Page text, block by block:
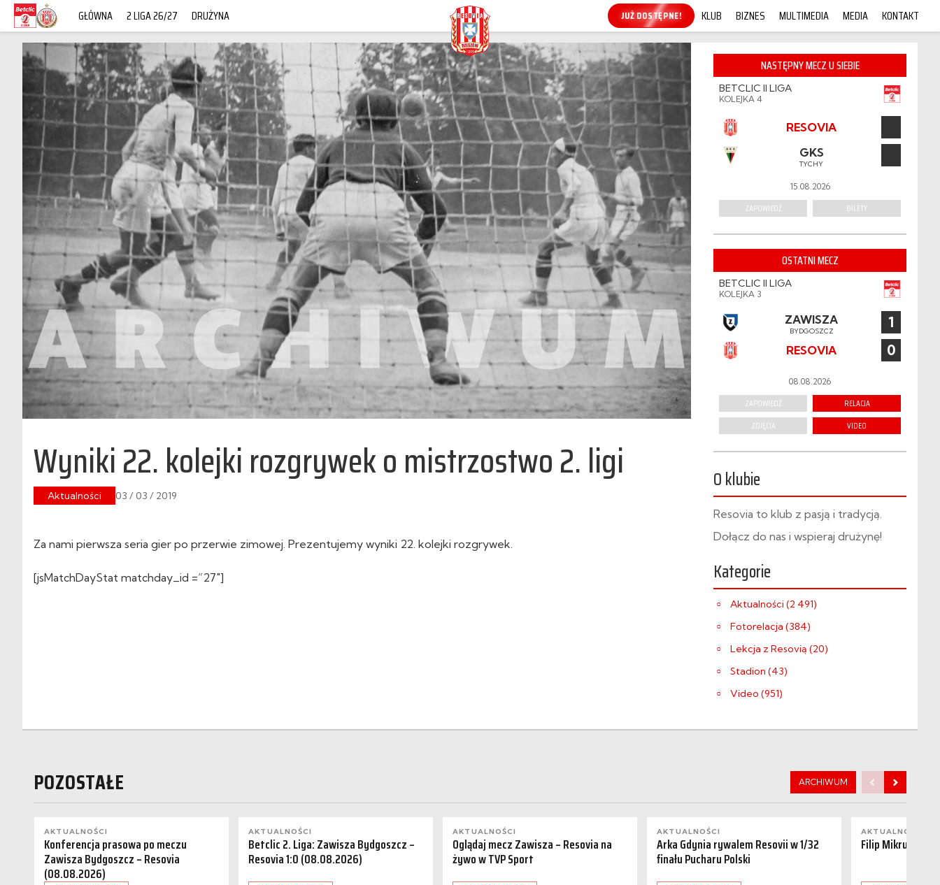
GŁÓWNA 2 LIGA 26/27 DRUŻYNA KUP ONLINE! KLUB BIZNES MULTIMEDIA MEDIA KONTAKT
Wyniki 22. kolejki rozgrywek o mistrzostwo 2. ligi
Aktualności 03 / 03 / 2019
Za nami pierwsza seria gier po przerwie zimowej. Prezentujemy wyniki 22. kolejki rozgrywek.
[jsMatchDayStat matchday_id =”27″]
NASTĘPNY MECZ U SIEBIE
BETCLIC II LIGA
KOLEJKA 4
RESOVIA
GKS
TYCHY
15.08.2026
ZAPOWIEDŹ BILETY
OSTATNI MECZ
BETCLIC II LIGA
KOLEJKA 3
ZAWISZA
BYDGOSZCZ 1
RESOVIA 0
08.08.2026
ZAPOWIEDŹ
RELACJA
ZDJĘCIA
VIDEO
O klubie
Resovia to klub z pasją i tradycją.
Dołącz do nas i wspieraj drużynę!
Kategorie
Aktualności (2 491)
Fotorelacja (384)
Lekcja z Resovią (20)
Stadion (43)
Video (951)
POZOSTAŁE ARCHIWUM
AKTUALNOŚCI
Konferencja prasowa po meczu
Zawisza Bydgoszcz – Resovia
(08.08.2026)
AKTUALNOŚCI
Betclic 2. Liga: Zawisza Bydgoszcz –
Resovia 1:0 (08.08.2026)
AKTUALNOŚCI
Oglądaj mecz Zawisza – Resovia na
żywo w TVP Sport
AKTUALNOŚCI
Arka Gdynia rywalem Resovii w 1/32
finału Pucharu Polski
AKTUALNOŚCI
Filip Mikrut